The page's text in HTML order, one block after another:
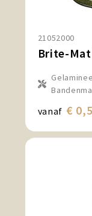
21052000
vanaf €